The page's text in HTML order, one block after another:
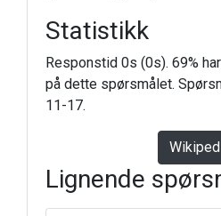
Statistikk
Responstid 0s (0s). 69%
på dette spørsmålet.
11-17.
Lignende